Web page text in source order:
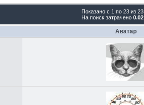
Показано с 1 по 23 из 23.
На поиск затрачено0.02
Аватар